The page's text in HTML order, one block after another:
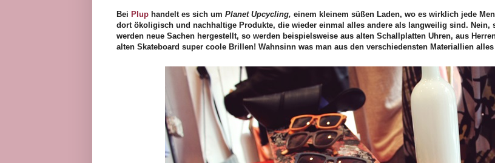
Bei Plup handelt es sich um Planet Upcycling, einem kleinem süßen Laden, wo es wirklich jede
dort ökoligisch und nachhaltige Produkte, die wieder einmal alles andere als langweilig sind. Nein,
werden neue Sachen hergestellt, so werden beispielsweise aus alten Schallplatten Uhren, aus
alten Skateboard super coole Brillen! Wahnsinn was man aus den verschiedensten Materiallien